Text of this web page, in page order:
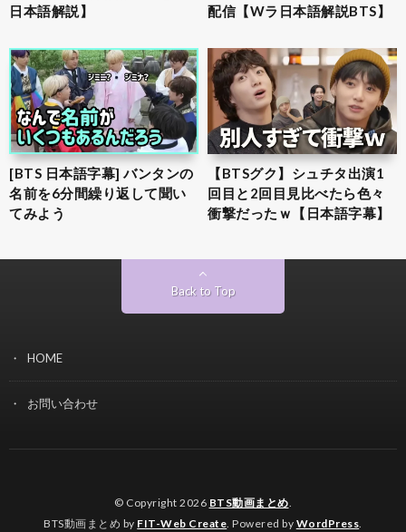
日本語解説】
配信【Wラ日本語解説BTS】
[BTS 日本語字幕] バンタンの
名前を6分間繰り返して聞い
てみよう
【BTSグク】シュチタ出演1
回目と2回目見比べたら色々
衝撃だったｗ【日本語字幕】
Back to Top
HOME
お問い合わせ
© Copyright 2026 BTS動画まとめ.
BTS動画まとめ by FIT-Web Create. Powered by WordPress.